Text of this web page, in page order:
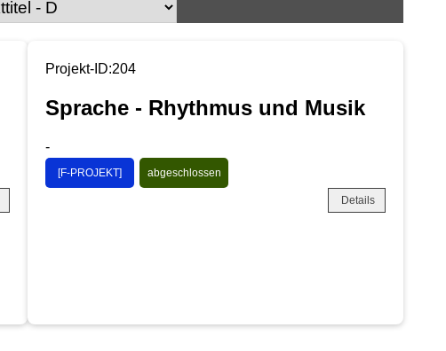
Projekt-ID:204
Sprache - Rhythmus und Musik
-
[F-PROJEKT] abgeschlossen
Details